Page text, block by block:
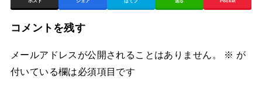
コメントを残す
メールアドレスが公開されることはありません。 ※ が
付いている欄は必須項目です